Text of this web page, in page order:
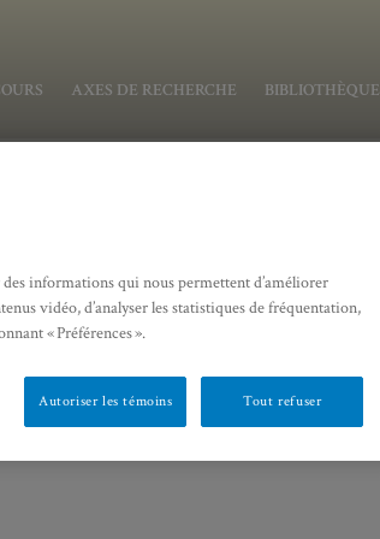
AXES DE RECHERCHE BIBLIOTHÈQUE
informations qui nous permettent d’améliorer
vidéo, d’analyser les statistiques de fréquentation,
« Préférences ».
Tout refuser
Autoriser les témoins